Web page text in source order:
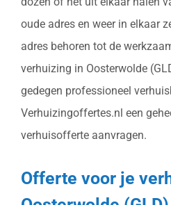
oude adres en weer in elkaar
adres behoren tot de
verhuizing in Oosterwolde
gedegen professioneel
Verhuizingoffertes.nl een
verhuisofferte aanvragen.
Offerte voor je